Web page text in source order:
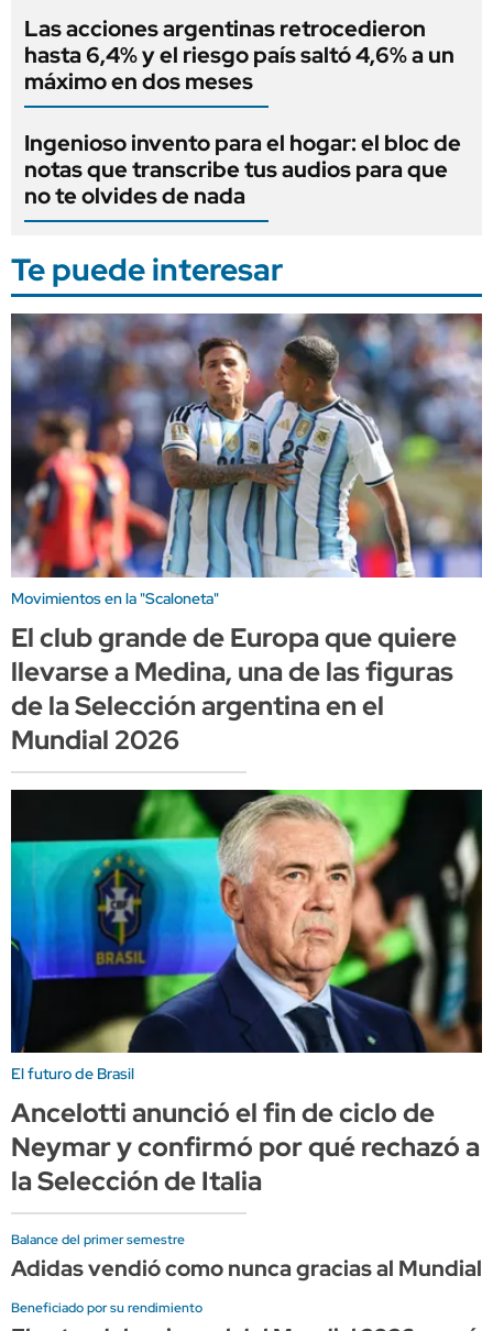
Las acciones argentinas retrocedieron
hasta 6,4% y el riesgo país saltó 4,6% a un
máximo en dos meses
Ingenioso invento para el hogar: el bloc de
notas que transcribe tus audios para que
no te olvides de nada
Te puede interesar
Movimientos en la "Scaloneta"
El club grande de Europa que quiere
llevarse a Medina, una de las figuras
de la Selección argentina en el
Mundial 2026
El futuro de Brasil
Ancelotti anunció el fin de ciclo de
Neymar y confirmó por qué rechazó a
la Selección de Italia
Balance del primer semestre
Adidas vendió como nunca gracias al
Beneficiado por su rendimiento